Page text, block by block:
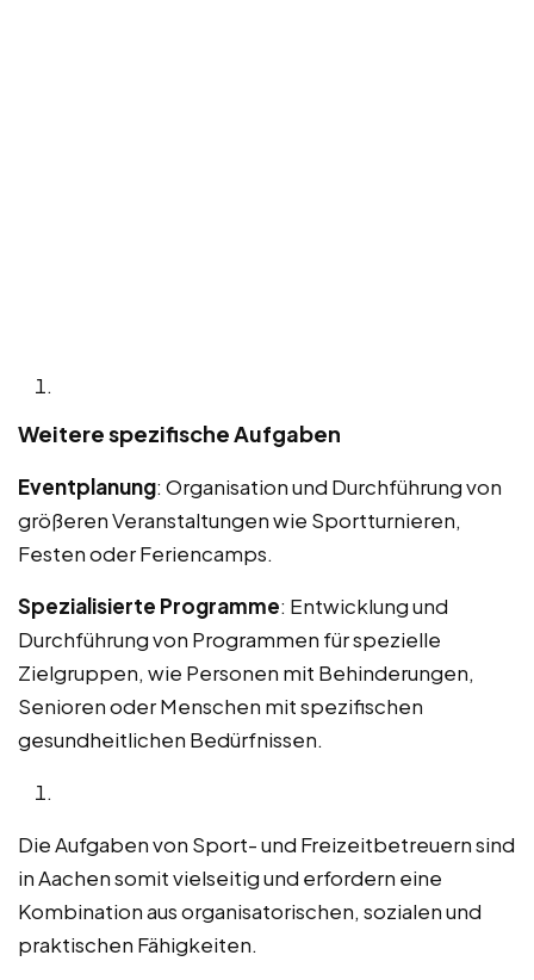
Weitere spezifische Aufgaben
Eventplanung: Organisation und Durchführung von
größeren Veranstaltungen wie Sportturnieren,
Festen oder Feriencamps.
Spezialisierte Programme: Entwicklung und
Durchführung von Programmen für spezielle
Zielgruppen, wie Personen mit Behinderungen,
Senioren oder Menschen mit spezifischen
gesundheitlichen Bedürfnissen.
Die Aufgaben von Sport- und Freizeitbetreuern sind
in Aachen somit vielseitig und erfordern eine
Kombination aus organisatorischen, sozialen und
praktischen Fähigkeiten.